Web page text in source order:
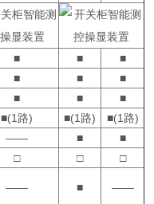
■ ■
■
■ ■
■
■ ■
■
■(1路) ■(1路)
■(1路)
—— ■
■
□ □
□
—— ■ ——